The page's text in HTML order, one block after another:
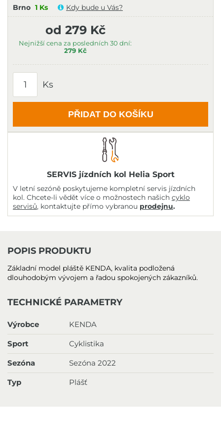
Brno 1 Ks Kdy bude u Vás?
od 279 Kč
Nejnižší cena za posledních 30 dní:
279 Kč
Ks
PŘIDAT DO KOŠÍKU
SERVIS jízdních kol Helia Sport
V letní sezóně poskytujeme kompletní servis jízdních
kol. Chcete-li vědět více o možnostech našich cyklo
servisů, kontaktujte přímo vybranou prodejnu.
POPIS PRODUKTU
Základní model pláště KENDA, kvalita podložená
dlouhodobým vývojem a řadou spokojených zákazníků.
TECHNICKÉ PARAMETRY
Výrobce KENDA
Sport Cyklistika
Sezóna Sezóna 2022
Typ Plášť